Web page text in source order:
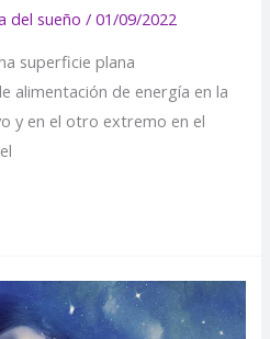
del sueño /01/09/2022
superficie plana
alimentación de energía en la
y en el otro extremo en el